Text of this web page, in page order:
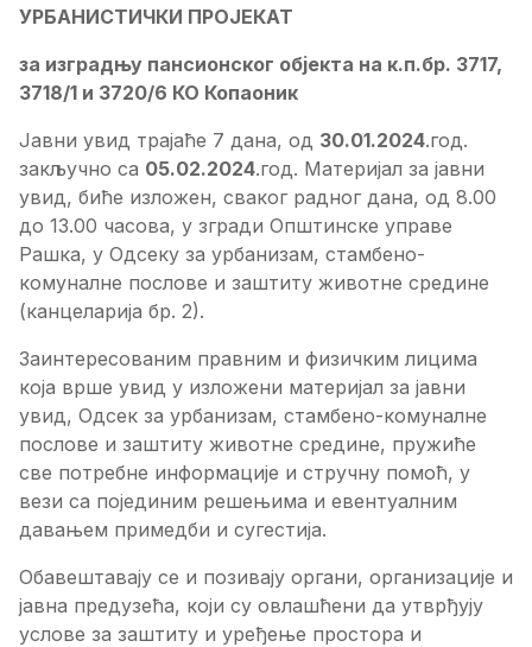
УРБАНИСТИЧКИ ПРОЈЕКАТ
за изградњу пансионског објекта на к.п.бр. 3717,
3718/1 и 3720/6 КО Копаоник
Јавни увид трајаће 7 дана, од 30.01.2024.год.
закључно са 05.02.2024.год. Материјал за јавни
увид, биће изложен, сваког радног дана, од 8.00
до 13.00 часова, у згради Општинске управе
Рашка, у Одсеку за урбанизам, стамбено-
комуналне послове и заштиту животне средине
(канцеларија бр. 2).
Заинтересованим правним и физичким лицима
која врше увид у изложени материјал за јавни
увид, Одсек за урбанизам, стамбено-комуналне
послове и заштиту животне средине, пружиће
све потребне информације и стручну помоћ, у
вези са појединим решењима и евентуалним
давањем примедби и сугестија.
Обавештавају се и позивају органи, организације и
јавна предузећа, који су овлашћени да утврђују
услове за заштиту и уређење простора и